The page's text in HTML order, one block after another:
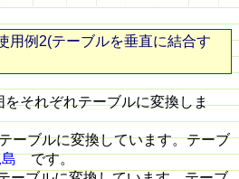
用例2(テーブルを垂直に結合す
をそれぞれテーブルに変換しま
ーブルに変換しています。テーブ
です。